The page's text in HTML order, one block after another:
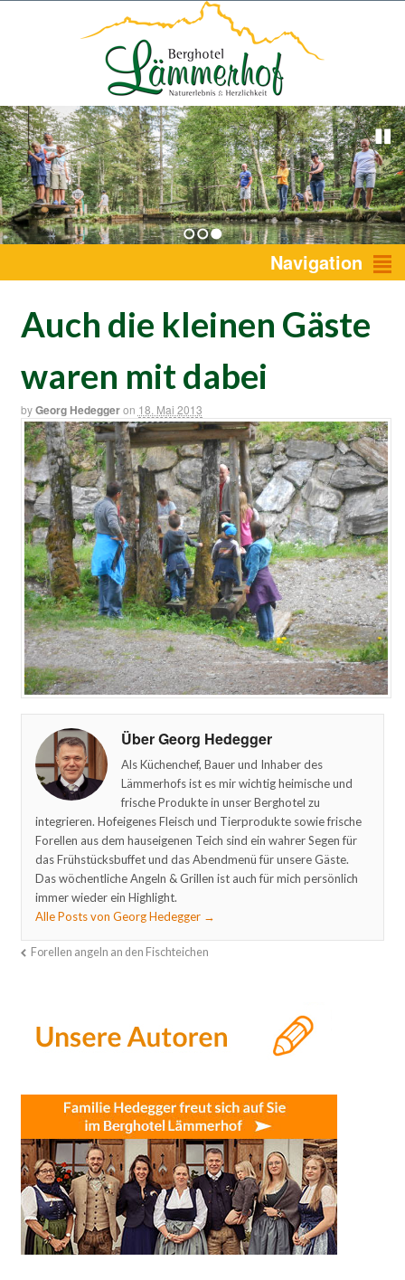
1 2 3 Navigation
Auch die kleinen Gäste
waren mit dabei
byGeorg Hedeggeron 18. Mai 2013
Über Georg Hedegger
Als Küchenchef, Bauer und Inhaber des
Lämmerhofs ist es mir wichtig heimische und
frische Produkte in unser Berghotel zu
integrieren. Hofeigenes Fleisch und Tierprodukte sowie frische
Forellen aus dem hauseigenen Teich sind ein wahrer Segen für
das Frühstücksbuffet und das Abendmenü für unsere Gäste.
Das wöchentliche Angeln & Grillen ist auch für mich persönlich
immer wieder ein Highlight.
Alle Posts von Georg Hedegger →
Forellen angeln an den Fischteichen